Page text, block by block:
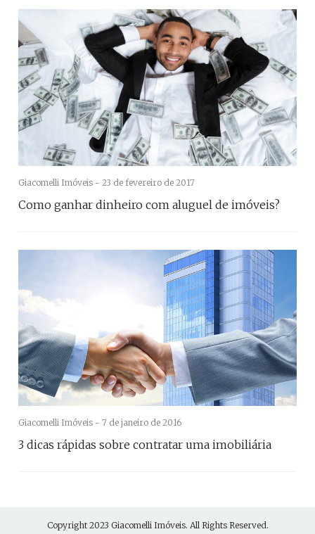
Giacomelli Imóveis - 23 de fevereiro de 2017
Como ganhar dinheiro com aluguel de imóveis?
Giacomelli Imóveis - 7 de janeiro de 2016
3 dicas rápidas sobre contratar uma imobiliária
Copyright 2023 Giacomelli Imóveis. All Rights Reserved.